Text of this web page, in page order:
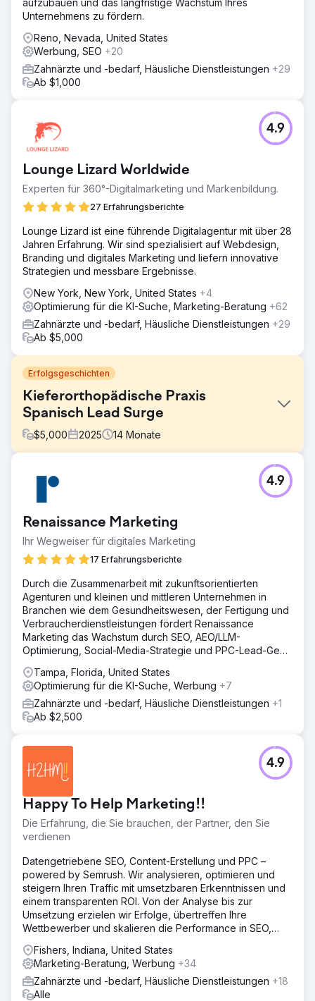
Unternehmens zu fördern.
Reno, Nevada, United States
Werbung, SEO +20
Zahnärzte und -bedarf, Häusliche Dienstleistungen +29
Ab $1,000
Lounge Lizard Worldwide
Experten für 360°-Digitalmarketing und Markenbildung.
27 Erfahrungsberichte
4.9
Lounge Lizard ist eine führende Digitalagentur mit über 28
Jahren Erfahrung. Wir sind spezialisiert auf Webdesign,
Branding und digitales Marketing und liefern innovative
Strategien und messbare Ergebnisse.
New York, New York, United States +4
Optimierung für die KI-Suche, Marketing-Beratung +62
Zahnärzte und -bedarf, Häusliche Dienstleistungen +29
Ab $5,000
Erfolgsgeschichten
Kieferorthopädische Praxis
Spanisch Lead Surge
$5,000 2025 14 Monate
Trotz ihres guten Rufs vor Ort hatte eine
kieferorthopädische Praxis mit mehreren Standorten
Community zu erreichen, Früherkennungsuntersuchungen
für Kinder zu fördern und Beratungstermine für
Invisalign®/Zahnspangen zu besetzen. Die digitale
Bekanntheit war gering und die Kosten pro Lead stiegen.
Das Team benötigte einen kostengünstigen Kanal, der
die richtige Sprache sprach und qualifizierte Termine
vermittelte.
Lösung
Renaissance Marketing entwickelte hyperlokalisierte,
zweisprachige Paid-Social-Kampagnen. Spanische
Kreativ- und Videoanzeigen betonten zweisprachiges
Personal und günstige Standorte. Servicespezifische
Anzeigengruppen richteten sich an Eltern von
Kleinkindern, die sich für Vorsorgeuntersuchungen
interessierten, und an Erwachsene, die über Invisalign®
und Look-Alikes sorgten für niedrige Ausgaben, während
Echtzeit-Reporting die wöchentliche Optimierung von
Kreativ- und Gebotsangeboten steuerte.
Ergebnis
Das Programm entwickelte sich schnell zum wichtigsten
Wachstumsmotor der Praxis: Die Zahl der
spanischsprachigen Leads und Terminanfragen stieg
Früherkennungsuntersuchungen verdoppelten sich mehr
als und die monatlichen Buchungen für Lächeln-
Beratungen erreichten Rekordhöhen. Bezahlte Social-
Media-Kanäle sorgen nun für einen verlässlichen ROI und
einen stetigen Zustrom neuer Patienten an allen drei
Standorten in Richmond.
Zur Agenturseite
Renaissance Marketing
Ihr Wegweiser für digitales Marketing
17 Erfahrungsberichte
4.9
Durch die Zusammenarbeit mit zukunftsorientierten
Agenturen und kleinen und mittleren Unternehmen in
Branchen wie dem Gesundheitswesen, der Fertigung und
Verbraucherdienstleistungen fördert Renaissance
Marketing das Wachstum durch SEO, AEO/LLM-
Optimierung, Social-Media-Strategie und PPC-Lead-Gen-
Tampa, Florida, United States
Optimierung für die KI-Suche, Werbung +7
Zahnärzte und -bedarf, Häusliche Dienstleistungen +1
Ab $2,500
Happy To Help Marketing!!
Die Erfahrung, die Sie brauchen, der Partner, den Sie
verdienen
4.9
Datengetriebene SEO, Content-Erstellung und PPC –
powered by Semrush. Wir analysieren, optimieren und
steigern Ihren Traffic mit umsetzbaren Erkenntnissen und
einem transparenten ROI. Von der Analyse bis zur
Umsetzung erzielen wir Erfolge, übertreffen Ihre
Wettbewerber und skalieren die Performance in SEO,
Fishers, Indiana, United States
Marketing-Beratung, Werbung +34
Zahnärzte und -bedarf, Häusliche Dienstleistungen +18
Alle